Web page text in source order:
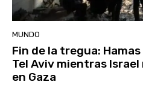
MUNDO
Fin de la tregua:
Tel Aviv mientras
en Gaza